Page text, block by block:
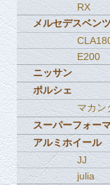
RX
メルセデスベンツ
E200
ニッサン
ポルシェ
マカン
スーパーフォー
アルミホイール
JJ
julia